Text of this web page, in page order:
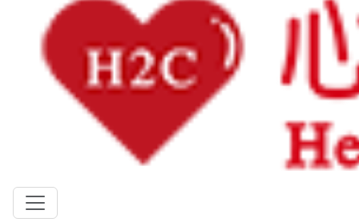
2021年11月19日
世界心臟日2021星級愛心大使 薛家燕小姐分
無論多忙碌，都要盡量避免通宵工作。長期睡眠不足除了影響
精神狀態，心情煩躁易發脾氣外，更令身體未能恢復運作，大
大增加患心血管疾病的風險。